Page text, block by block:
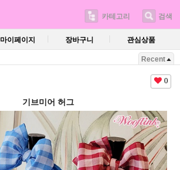
카테고리 검색
마이페이지 장바구니 관심상품
Recent
0
기브미어 허그